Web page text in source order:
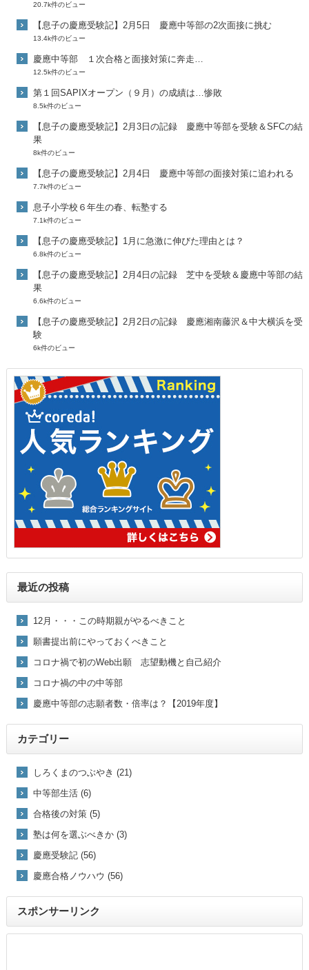
20.7k件のビュー
【息子の慶應受験記】2月5日 慶應中等部の2次面接に挑む
13.4k件のビュー
慶應中等部 １次合格と面接対策に奔走…
12.5k件のビュー
第１回SAPIXオープン（９月）の成績は…惨敗
8.5k件のビュー
【息子の慶應受験記】2月3日の記録 慶應中等部を受験＆SFCの結
果
8k件のビュー
【息子の慶應受験記】2月4日 慶應中等部の面接対策に追われる
7.7k件のビュー
息子小学校６年生の春、転塾する
7.1k件のビュー
【息子の慶應受験記】1月に急激に伸びた理由とは？
6.8k件のビュー
【息子の慶應受験記】2月4日の記録 芝中を受験＆慶應中等部の結
果
6.6k件のビュー
【息子の慶應受験記】2月2日の記録 慶應湘南藤沢＆中大横浜を受
験
6k件のビュー
最近の投稿
12月・・・この時期親がやるべきこと
願書提出前にやっておくべきこと
コロナ禍で初のWeb出願 志望動機と自己紹介
コロナ禍の中の中等部
慶應中等部の志願者数・倍率は？【2019年度】
カテゴリー
しろくまのつぶやき (21)
中等部生活 (6)
合格後の対策 (5)
塾は何を選ぶべきか (3)
慶應受験記 (56)
慶應合格ノウハウ (56)
スポンサーリンク